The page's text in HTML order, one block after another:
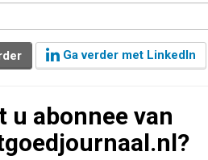
op
in
gemaakt over de
de Paasheuvelweg komen circa
Ga verder met LinkedIn
u abonnee van